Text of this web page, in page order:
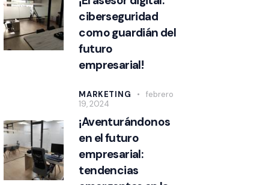
ciberseguridad
como guardián del
futuro
empresarial!
MARKETING
febrero
19, 2024
¡Aventurándonos
en el futuro
empresarial:
tendencias